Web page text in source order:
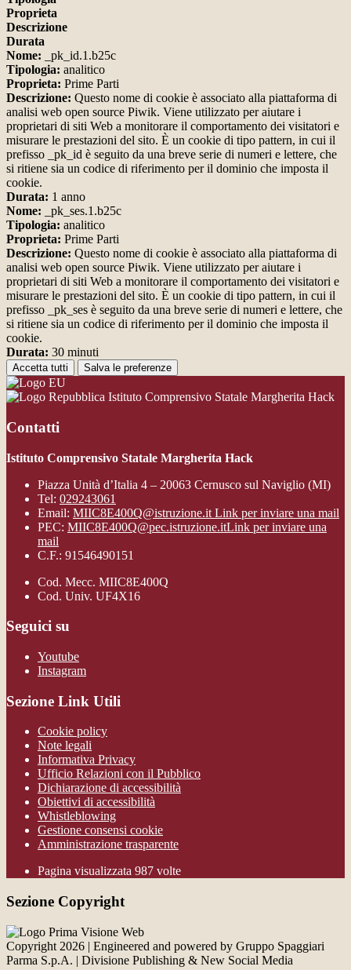
Proprieta
Descrizione
Durata
Nome: _pk_id.1.b25c
Tipologia: analitico
Proprieta: Prime Parti
Descrizione: Questo nome di cookie è associato alla piattaforma di
analisi web open source Piwik. Viene utilizzato per aiutare i
proprietari di siti Web a monitorare il comportamento dei visitatori e
misurare le prestazioni del sito. È un cookie di tipo pattern, in cui il
prefisso _pk_id è seguito da una breve serie di numeri e lettere, che
si ritiene sia un codice di riferimento per il dominio che imposta il
cookie.
Durata: 1 anno
Nome: _pk_ses.1.b25c
Tipologia: analitico
Proprieta: Prime Parti
Descrizione: Questo nome di cookie è associato alla piattaforma di
analisi web open source Piwik. Viene utilizzato per aiutare i
proprietari di siti Web a monitorare il comportamento dei visitatori e
misurare le prestazioni del sito. È un cookie di tipo pattern, in cui il
prefisso _pk_ses è seguito da una breve serie di numeri e lettere, che
si ritiene sia un codice di riferimento per il dominio che imposta il
cookie.
Durata: 30 minuti
Accetta tutti Salva le preferenze
Istituto Comprensivo Statale Margherita Hack
Contatti
Istituto Comprensivo Statale Margherita Hack
Piazza Unità d’Italia 4 – 20063 Cernusco sul Naviglio (MI)
Tel: 029243061
Email: MIIC8E400Q@istruzione.it Link per inviare una mail
PEC: MIIC8E400Q@pec.istruzione.itLink per inviare una
mail
C.F.: 91546490151
Cod. Mecc. MIIC8E400Q
Cod. Univ. UF4X16
Seguici su
Youtube
Instagram
Sezione Link Utili
Cookie policy
Note legali
Informativa Privacy
Ufficio Relazioni con il Pubblico
Dichiarazione di accessibilità
Obiettivi di accessibilità
Whistleblowing
Gestione consensi cookie
Amministrazione trasparente
Pagina visualizzata 987 volte
Sezione Copyright
Copyright 2026 | Engineered and powered by Gruppo Spaggiari
Parma S.p.A. | Divisione Publishing & New Social Media